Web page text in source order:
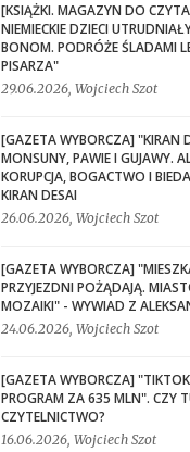
[KSIĄŻKI. MAGAZYN DO
NIEMIECKIE DZIECI
BONOM. PODRÓŻE ŚLADAMI
PISARZA"
29.06.2026, Wojciech Szot
[GAZETA WYBORCZA] "KIRAN
MONSUNY, PAWIE I GUJAWY.
KORUPCJA, BOGACTWO I
KIRAN DESAI
26.06.2026, Wojciech Szot
[GAZETA WYBORCZA]
PRZYJEZDNI POŻĄDAJĄ.
MOZAIKI" - WYWIAD Z
24.06.2026, Wojciech Szot
[GAZETA WYBORCZA]
PROGRAM ZA 635 MLN". CZY
CZYTELNICTWO?
16.06.2026, Wojciech Szot